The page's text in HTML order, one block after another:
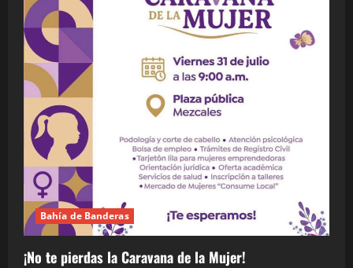
Bahía de Banderas
¡No te pierdas la Caravana de la Mujer!